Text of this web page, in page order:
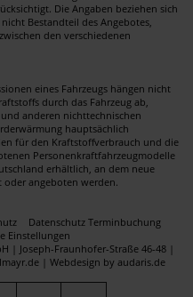
Die Angaben beziehen sich
Bestandteil des Angebotes,
den verschiedenen
eines Fahrzeugs hängen nicht
durch das Fahrzeug ab,
anderen nichttechnischen
hauptsächlich
für den Kraftstoffverbrauch und die
Personenkraftfahrzeugmodelle
erhältlich, an dem neue
angeboten werden.
Datenschutz Terminbuchung
Einstellungen
| Joseph-Fraunhofer-Straße 46-48 |
| Webdesign by audaris.de